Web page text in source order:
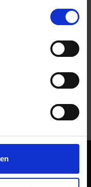
weiterhin nutzen.
Dreiteilige
mehr
von Siebenrock.